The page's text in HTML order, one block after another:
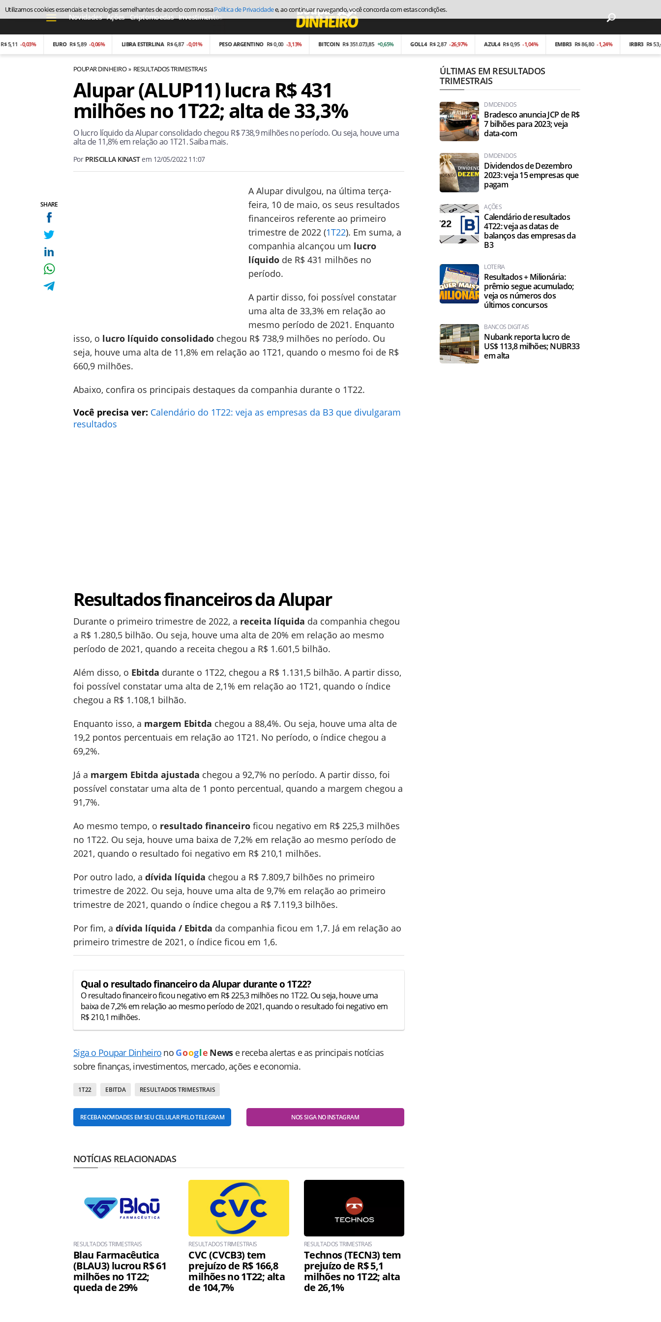
Novidades Ações Criptomoedas Investimentos Economia
-0,03% EURO R$ 5,89 -0,06% LIBRA ESTERLINA R$ 6,87 -0,01% PESO ARGENTINO R$ 0,00 -3,13% BITCOIN R$ 351.073,85 +0,65% GOLL4 R$ 2,87 -26,97% AZUL4 R$ 0,95 -1,04% EMBR3 R$ 86,80 -1,24% IRBR3 R$ 53,40 -
POUPAR DINHEIRO RESULTADOS TRIMESTRAIS
SHARE
Alupar (ALUP11) lucra R$ 431
milhões no 1T22; alta de 33,3%
O lucro líquido da Alupar consolidado chegou R$ 738,9 milhões no período. Ou seja, houve uma
alta de 11,8% em relação ao 1T21. Saiba mais.
Por PRISCILLA KINASTem 12/05/2022 11:07
A Alupar divulgou, na última terça-
feira, 10 de maio, os seus resultados
financeiros referente ao primeiro
trimestre de 2022 (1T22). Em suma, a
companhia alcançou um lucro
líquido de R$ 431 milhões no
período.
A partir disso, foi possível constatar
uma alta de 33,3% em relação ao
mesmo período de 2021. Enquanto
isso, o lucro líquido consolidado chegou R$ 738,9 milhões no período. Ou
seja, houve uma alta de 11,8% em relação ao 1T21, quando o mesmo foi de R$
660,9 milhões.
Abaixo, confira os principais destaques da companhia durante o 1T22.
Você precisa ver: Calendário do 1T22: veja as empresas da B3 que divulgaram
resultados
Resultados financeiros da Alupar
Durante o primeiro trimestre de 2022, a receita líquida da companhia chegou
a R$ 1.280,5 bilhão. Ou seja, houve uma alta de 20% em relação ao mesmo
período de 2021, quando a receita chegou a R$ 1.601,5 bilhão.
Além disso, o Ebitda durante o 1T22, chegou a R$ 1.131,5 bilhão. A partir disso,
foi possível constatar uma alta de 2,1% em relação ao 1T21, quando o índice
chegou a R$ 1.108,1 bilhão.
Enquanto isso, a margem Ebitda chegou a 88,4%. Ou seja, houve uma alta de
19,2 pontos percentuais em relação ao 1T21. No período, o índice chegou a
69,2%.
Já a margem Ebitda ajustada chegou a 92,7% no período. A partir disso, foi
possível constatar uma alta de 1 ponto percentual, quando a margem chegou a
91,7%.
Ao mesmo tempo, o resultado financeiro ficou negativo em R$ 225,3 milhões
no 1T22. Ou seja, houve uma baixa de 7,2% em relação ao mesmo período de
2021, quando o resultado foi negativo em R$ 210,1 milhões.
Por outro lado, a dívida líquida chegou a R$ 7.809,7 bilhões no primeiro
trimestre de 2022. Ou seja, houve uma alta de 9,7% em relação ao primeiro
trimestre de 2021, quando o índice chegou a R$ 7.119,3 bilhões.
Por fim, a dívida líquida / Ebitda da companhia ficou em 1,7. Já em relação ao
primeiro trimestre de 2021, o índice ficou em 1,6.
Qual o resultado financeiro da Alupar durante o 1T22?
O resultado financeiro ficou negativo em R$ 225,3 milhões no 1T22. Ou seja, houve uma
baixa de 7,2% em relação ao mesmo período de 2021, quando o resultado foi negativo em
R$ 210,1 milhões.
Siga o Poupar Dinheiro no Goog le News e receba alertas e as principais notícias
sobre finanças, investimentos, mercado, ações e economia.
1T22 EBITDA RESULTADOS TRIMESTRAIS
RECEBA NOVIDADES EM SEU CELULAR PELO TELEGRAM NOS SIGA NO INSTAGRAM
NOTÍCIAS RELACIONADAS
RESULTADOS TRIMESTRAIS
Blau Farmacêutica
(BLAU3) lucrou R$ 61
milhões no 1T22;
queda de 29%
RESULTADOS TRIMESTRAIS
CVC (CVCB3) tem
prejuízo de R$ 166,8
milhões no 1T22; alta
de 104,7%
RESULTADOS TRIMESTRAIS
Technos (TECN3) tem
prejuízo de R$ 5,1
milhões no 1T22; alta
de 26,1%
ÚLTIMAS EM RESULTADOS
TRIMESTRAIS
DIVIDENDOS
Bradesco anuncia JCP de R$
7 bilhões para 2023; veja
data-com
DIVIDENDOS
Dividendos de Dezembro
2023: veja 15 empresas que
pagam
AÇÕES
Calendário de resultados
4T22: veja as datas de
balanços das empresas da
B3
LOTERIA
Resultados + Milionária:
prêmio segue acumulado;
veja os números dos
últimos concursos
BANCOS DIGITAIS
Nubank reporta lucro de
US$ 113,8 milhões; NUBR33
em alta
Utilizamos cookies essenciais e tecnologias semelhantes de acordo com nossaPolítica de Privacidadee, ao continuar navegando, você concorda com estas condições.